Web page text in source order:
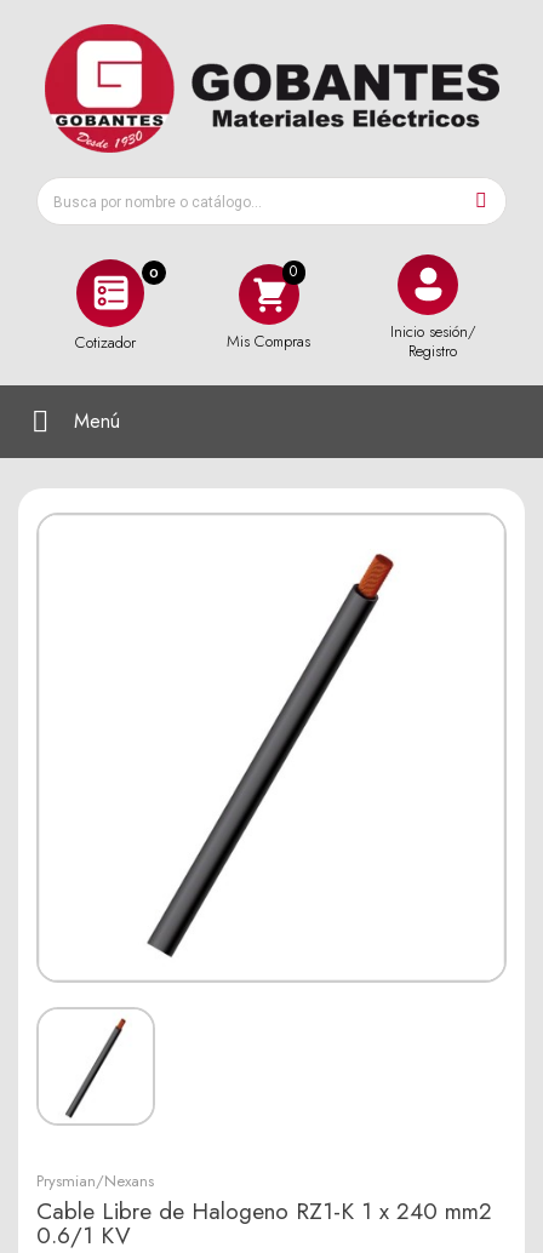
0
Cotizador Mis Compras
Inicio sesión/
Registro
Menú
Prysmian/Nexans
Cable Libre de Halogeno RZ1-K 1 x 240 mm2
0.6/1 KV